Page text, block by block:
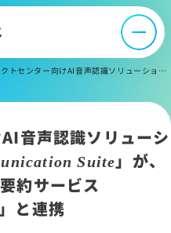
AI音声認識ソリューション「AmiVoice® Communication Suite」が、エーアイスクエアの生成要約サービス「QuickSummary2.0」と連携
音声認識ソリューシ
Suite」が、
約サービス
と連携